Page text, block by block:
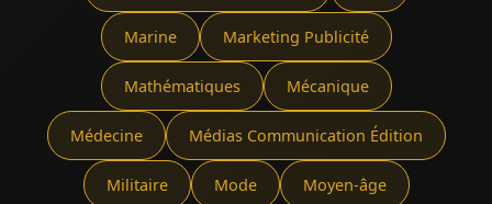
Marine Marketing Publicité
Mathématiques Mécanique
Médecine Médias Communication Édition
Militaire Mode Moyen-âge